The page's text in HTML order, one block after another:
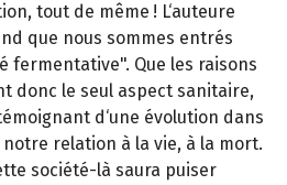
tout de même ! L‘auteure
que nous sommes entrés
fermentative". Que les raisons
donc le seul aspect sanitaire,
d‘une évolution dans
relation à la vie, à la mort.
société-là saura puiser